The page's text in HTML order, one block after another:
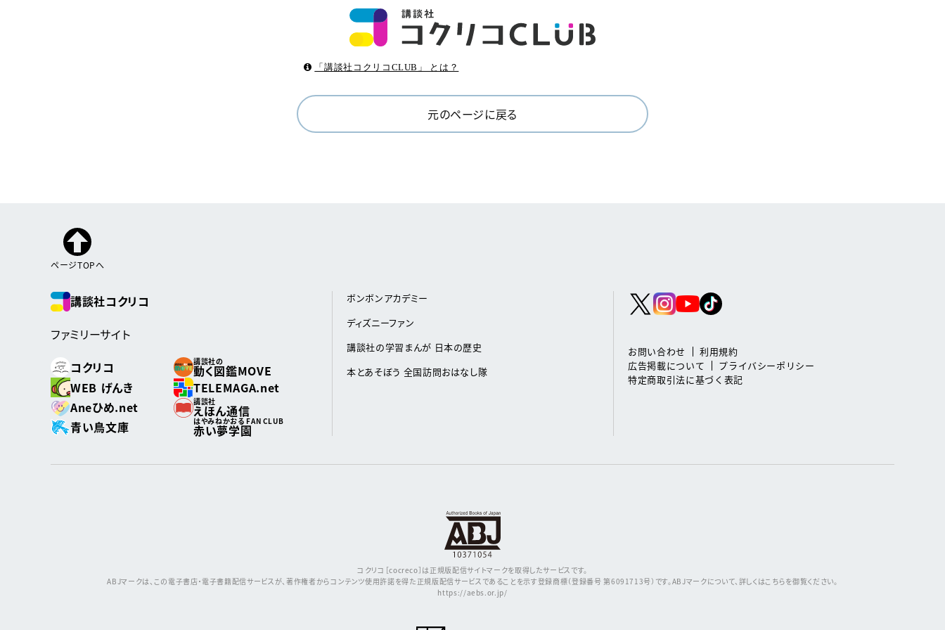
「講談社コクリコCLUB」 とは？
元のページに戻る
ページTOPへ
講談社コクリコ
ファミリーサイト
コクリコ
講談社の
動く図鑑MOVE
WEB げんき
TELEMAGA.net
Aneひめ.net
講談社
えほん通信
青い鳥文庫
はやみねかおる FAN CLUB
赤い夢学園
ボンボンアカデミー
ディズニーファン
講談社の学習まんが 日本の歴史
本とあそぼう 全国訪問おはなし隊
お問い合わせ
利用規約
広告掲載について
プライバシーポリシー
特定商取引法に基づく表記
コクリコ［cocreco］は正規版配信サイトマークを取得したサービスです。
ABJマークは、この電子書店・電子書籍配信サービスが、著作権者からコンテンツ使用許諾を得た正規版配信サービスであることを示す登録商標（登録番号 第6091713号）です。ABJマークについて、詳しくはこちらを御覧ください。
https://aebs.or.jp/